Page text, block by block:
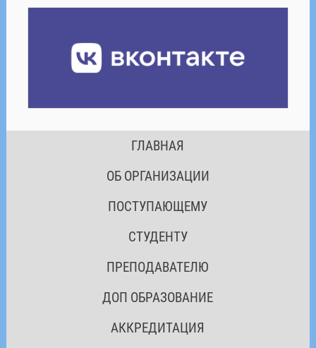
ГЛАВНАЯ
ОБ ОРГАНИЗАЦИИ
ПОСТУПАЮЩЕМУ
СТУДЕНТУ
ПРЕПОДАВАТЕЛЮ
ДОП ОБРАЗОВАНИЕ
АККРЕДИТАЦИЯ